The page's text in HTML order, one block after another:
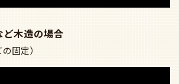
木造の場合
固定）